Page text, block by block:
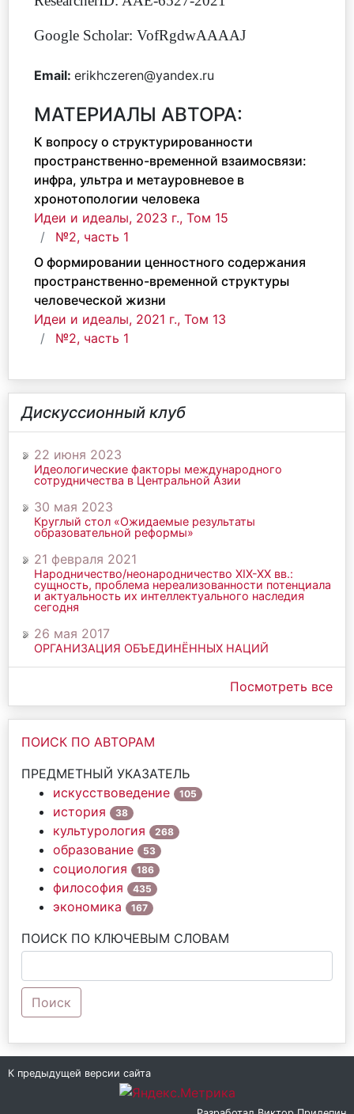
Google Scholar: VofRgdwAAAAJ
Email: erikhczeren@yandex.ru
МАТЕРИАЛЫ АВТОРА:
К вопросу о структурированности
пространственно-временной взаимосвязи:
инфра, ультра и метауровневое в
хронотопологии человека
Идеи и идеалы, 2023 г., Том 15
№2, часть 1
О формировании ценностного содержания
пространственно-временной структуры
человеческой жизни
Идеи и идеалы, 2021 г., Том 13
№2, часть 1
Дискуссионный клуб
22 июня 2023
Идеологические факторы международного
сотрудничества в Центральной Азии
30 мая 2023
Круглый стол «Ожидаемые результаты
образовательной реформы»
21 февраля 2021
Народничество/неонародничество ХIХ-ХХ вв.:
сущность, проблема нереализованности потенциала
и актуальность их интеллектуального наследия
сегодня
26 мая 2017
ОРГАНИЗАЦИЯ ОБЪЕДИНЁННЫХ НАЦИЙ
Посмотреть все
ПОИСК ПО АВТОРАМ
ПРЕДМЕТНЫЙ УКАЗАТЕЛЬ
искусствоведение
105
история 38
культурология 268
образование 53
социология 186
философия 435
экономика 167
ПОИСК ПО КЛЮЧЕВЫМ СЛОВАМ
Поиск
К предыдущей версии сайта